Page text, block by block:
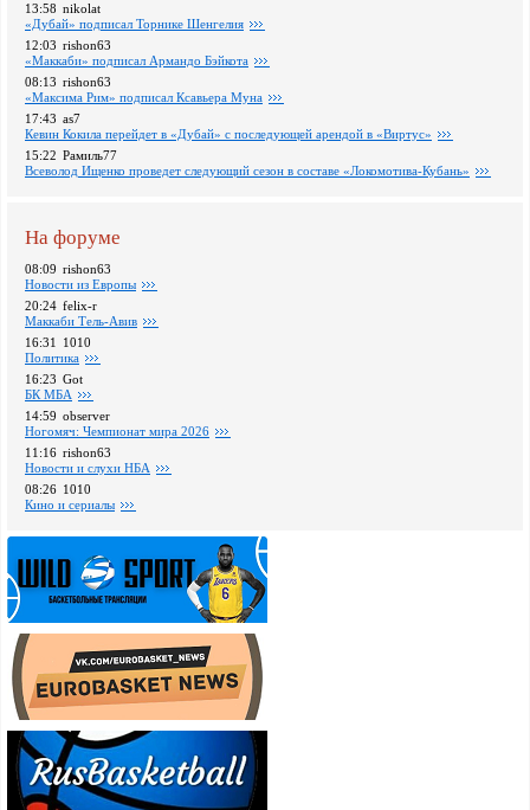
13:58 nikolat
«Дубай» подписал Торнике Шенгелия
12:03 rishon63
«Маккаби» подписал Армандо Бэйкота
08:13 rishon63
«Максима Рим» подписал Ксавьера Муна
17:43 as7
Кевин Кокила перейдет в «Дубай» с последующей арендой в «Виртус»
15:22 Рамиль77
Всеволод Ищенко проведет следующий сезон в составе «Локомотива-Кубань»
На форуме
08:09 rishon63
Новости из Европы
20:24 felix-r
Маккаби Тель-Авив
16:31
1010
Политика
16:23 Got
БК МБА
14:59 observer
Ногомяч: Чемпионат мира 2026
11:16 rishon63
Новости и слухи НБА
08:26 1010
Кино и сериалы